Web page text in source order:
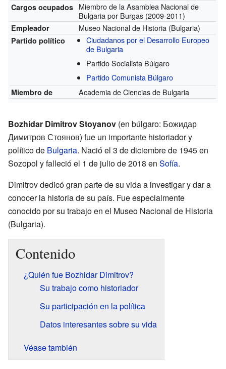
Cargos ocupados Miembro de la Asamblea Nacional de
Bulgaria por Burgas (2009-2011)
Empleador Museo Nacional de Historia (Bulgaria)
Partido político
Ciudadanos por el Desarrollo Europeo
de Bulgaria
Partido Socialista Búlgaro
Partido Comunista Búlgaro
Miembro de Academia de Ciencias de Bulgaria
Bozhidar Dimitrov Stoyanov (en búlgaro: Божидар
Димитров Стоянов) fue un importante historiador y
político de Bulgaria. Nació el 3 de diciembre de 1945 en
Sozopol y falleció el 1 de julio de 2018 en Sofía.
Dimitrov dedicó gran parte de su vida a investigar y dar a
conocer la historia de su país. Fue especialmente
conocido por su trabajo en el Museo Nacional de Historia
(Bulgaria).
Contenido
¿Quién fue Bozhidar Dimitrov?
Su trabajo como historiador
Su participación en la política
Datos interesantes sobre su vida
Véase también